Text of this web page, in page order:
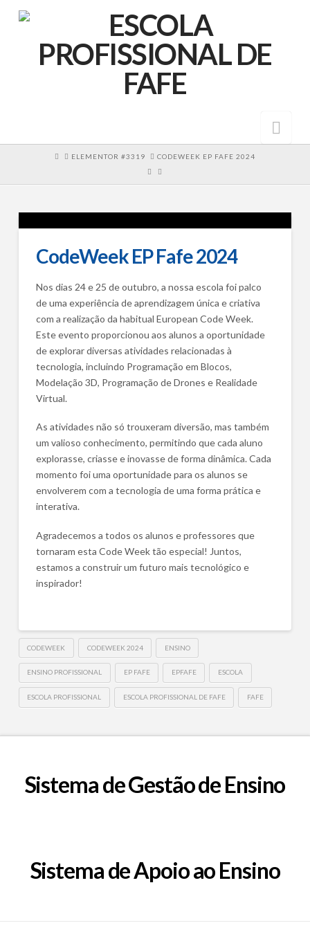
HOMEELEMENTOR #3319 CODEWEEK EP FAFE 2024
CodeWeek EP Fafe 2024
Nos dias 24 e 25 de outubro, a nossa escola foi palco
de uma experiência de aprendizagem única e criativa
com a realização da habitual European Code Week.
Este evento proporcionou aos alunos a oportunidade
de explorar diversas atividades relacionadas à
tecnologia, incluindo Programação em Blocos,
Modelação 3D, Programação de Drones e Realidade
Virtual.
As atividades não só trouxeram diversão, mas também
um valioso conhecimento, permitindo que cada aluno
explorasse, criasse e inovasse de forma dinâmica. Cada
momento foi uma oportunidade para os alunos se
envolverem com a tecnologia de uma forma prática e
interativa.
Agradecemos a todos os alunos e professores que
tornaram esta Code Week tão especial! Juntos,
estamos a construir um futuro mais tecnológico e
inspirador!
CODEWEEK CODEWEEK 2024 ENSINO
ENSINO PROFISSIONAL EP FAFE EPFAFE ESCOLA
ESCOLA PROFISSIONAL ESCOLA PROFISSIONAL DE FAFE FAFE
Sistema de Gestão de Ensino
Sistema de Apoio ao Ensino